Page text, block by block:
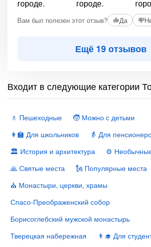
Вам был полезен этот отзыв? Да
Ещё 19 отзывов
Входит в следующие категории
🚶 Пешеходные
🧒 Можно с детьми
👩‍🏫 Для школьников
👵 Для
🏛 История и архитектура
⚙️
🙏 Святые места
🗽 Популярные места
⛪️ Монастыри, церкви, храмы
Спасо-Преображенский собор
Борисоглебский мужской монастырь
Тверецкая набережная
👨‍🎓 Для